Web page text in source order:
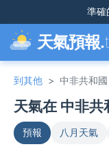
準確
天氣預報.
到其他 > 中非共和國
天氣在 中非
預報 八月天氣